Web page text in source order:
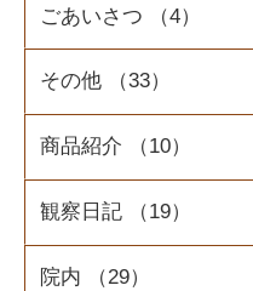
ごあいさつ （4）
その他 （33）
商品紹介 （10）
観察日記 （19）
院内 （29）